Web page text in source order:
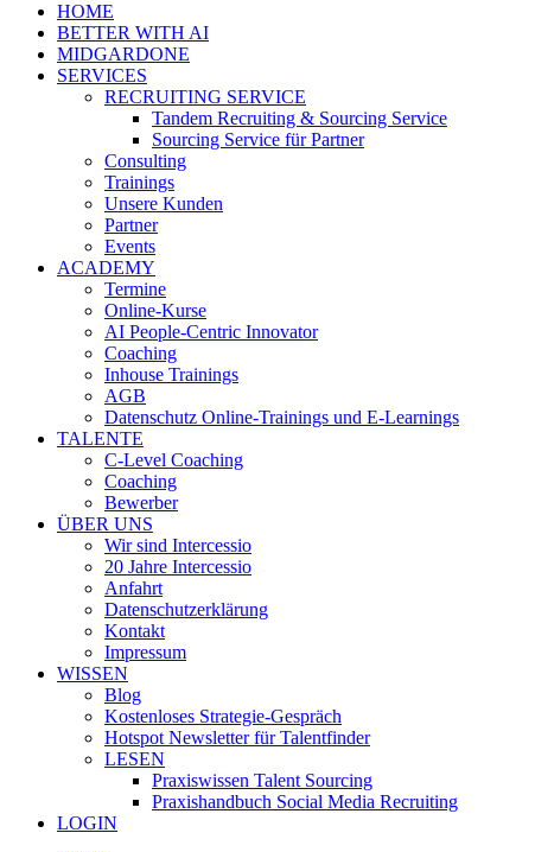
HOME
BETTER WITH AI
MIDGARDONE
SERVICES
RECRUITING SERVICE
Tandem Recruiting & Sourcing Service
Sourcing Service für Partner
Consulting
Trainings
Unsere Kunden
Partner
Events
ACADEMY
Termine
Online-Kurse
AI People-Centric Innovator
Coaching
Inhouse Trainings
AGB
Datenschutz Online-Trainings und E-Learnings
TALENTE
C-Level Coaching
Coaching
Bewerber
ÜBER UNS
Wir sind Intercessio
20 Jahre Intercessio
Anfahrt
Datenschutzerklärung
Kontakt
Impressum
WISSEN
Blog
Kostenloses Strategie-Gespräch
Hotspot Newsletter für Talentfinder
LESEN
Praxiswissen Talent Sourcing
Praxishandbuch Social Media Recruiting
LOGIN